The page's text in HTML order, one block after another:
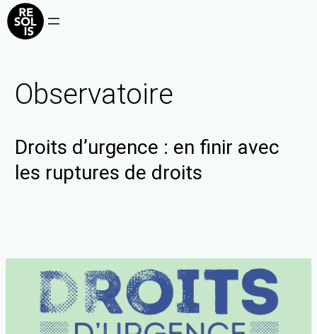
Observatoire
Droits d’urgence : en finir avec
les ruptures de droits